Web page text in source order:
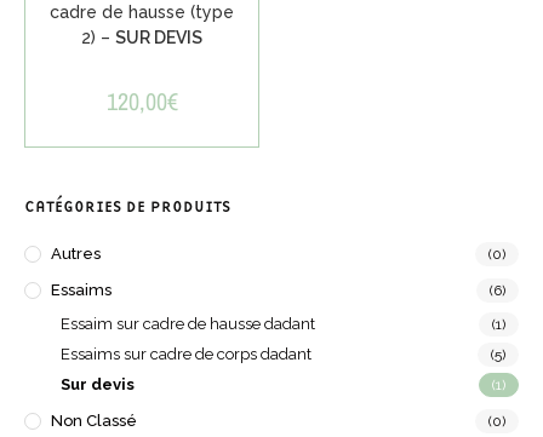
cadre de hausse (type
2) – SUR DEVIS
120,00€
CATÉGORIES DE PRODUITS
Autres (0)
Essaims (6)
Essaim sur cadre de hausse dadant (1)
Essaims sur cadre de corps dadant (5)
Sur devis (1)
Non Classé (0)